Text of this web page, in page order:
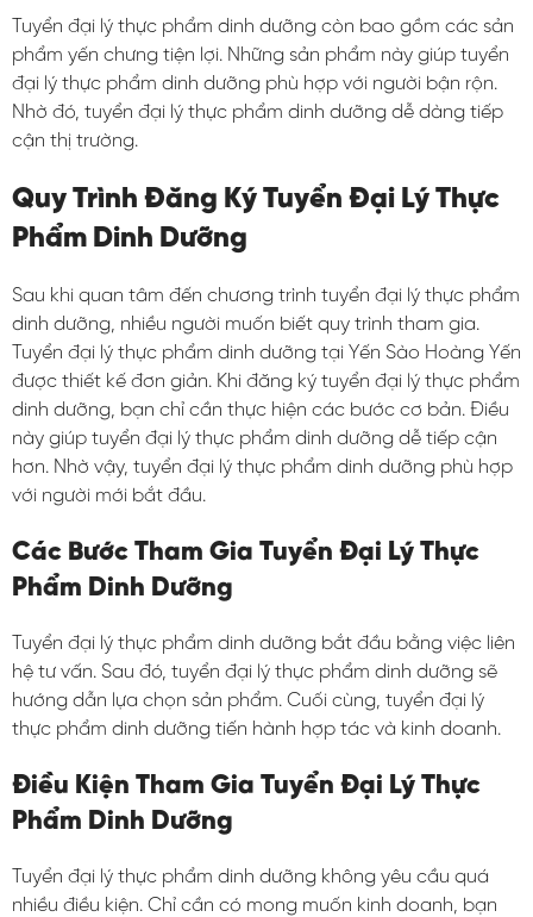
Tuyển đại lý thực phẩm dinh dưỡng còn bao gồm các sản
phẩm yến chưng tiện lợi. Những sản phẩm này giúp tuyển
đại lý thực phẩm dinh dưỡng phù hợp với người bận rộn.
Nhờ đó, tuyển đại lý thực phẩm dinh dưỡng dễ dàng tiếp
cận thị trường.
Quy Trình Đăng Ký Tuyển Đại Lý Thực
Phẩm Dinh Dưỡng
Sau khi quan tâm đến chương trình tuyển đại lý thực phẩm
dinh dưỡng, nhiều người muốn biết quy trình tham gia.
Tuyển đại lý thực phẩm dinh dưỡng tại Yến Sào Hoàng Yến
được thiết kế đơn giản. Khi đăng ký tuyển đại lý thực phẩm
dinh dưỡng, bạn chỉ cần thực hiện các bước cơ bản. Điều
này giúp tuyển đại lý thực phẩm dinh dưỡng dễ tiếp cận
hơn. Nhờ vậy, tuyển đại lý thực phẩm dinh dưỡng phù hợp
với người mới bắt đầu.
Các Bước Tham Gia Tuyển Đại Lý Thực
Phẩm Dinh Dưỡng
Tuyển đại lý thực phẩm dinh dưỡng bắt đầu bằng việc liên
hệ tư vấn. Sau đó, tuyển đại lý thực phẩm dinh dưỡng sẽ
hướng dẫn lựa chọn sản phẩm. Cuối cùng, tuyển đại lý
thực phẩm dinh dưỡng tiến hành hợp tác và kinh doanh.
Điều Kiện Tham Gia Tuyển Đại Lý Thực
Phẩm Dinh Dưỡng
Tuyển đại lý thực phẩm dinh dưỡng không yêu cầu quá
nhiều điều kiện. Chỉ cần có mong muốn kinh doanh, bạn